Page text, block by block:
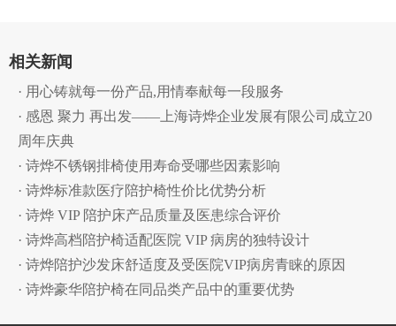
相关新闻
· 用心铸就每一份产品,用情奉献每一段服务
· 感恩 聚力 再出发——上海诗烨企业发展有限公司成立20
周年庆典
· 诗烨不锈钢排椅使用寿命受哪些因素影响
· 诗烨标准款医疗陪护椅性价比优势分析
· 诗烨 VIP 陪护床产品质量及医患综合评价
· 诗烨高档陪护椅适配医院 VIP 病房的独特设计
· 诗烨陪护沙发床舒适度及受医院VIP病房青睐的原因
· 诗烨豪华陪护椅在同品类产品中的重要优势